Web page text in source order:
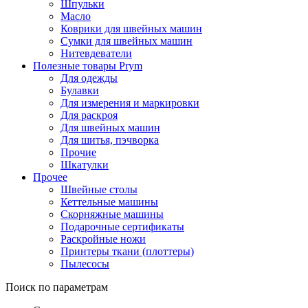
Шпульки
Масло
Коврики для швейных машин
Сумки для швейных машин
Нитевдеватели
Полезные товары Prym
Для одежды
Булавки
Для измерения и маркировки
Для раскроя
Для швейных машин
Для шитья, пэчворка
Прочие
Шкатулки
Прочее
Швейные столы
Кеттельные машины
Скорняжные машины
Подарочные сертификаты
Раскройные ножи
Принтеры ткани (плоттеры)
Пылесосы
Поиск по параметрам